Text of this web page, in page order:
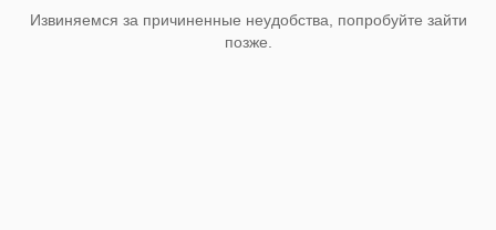
Извиняемся за причиненные неудобства, попробуйте зайти
позже.